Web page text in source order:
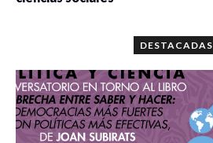
DESTACADAS